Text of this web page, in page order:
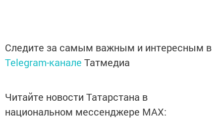
Следите за самым важным и интересным в
Telegram-канале Татмедиа
Читайте новости Татарстана в
национальном мессенджере MАХ: